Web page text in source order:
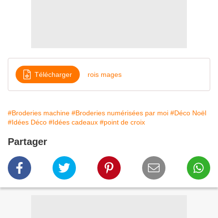
Télécharger rois mages
#Broderies machine #Broderies numérisées par moi #Déco Noël
#Idées Déco #Idées cadeaux #point de croix
Partager